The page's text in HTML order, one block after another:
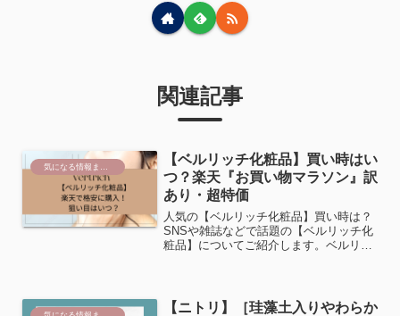
関連記事
【ベルリッチ化粧品】買い時はい
つ？楽天『お買い物マラソン』訳
あり・超特価
人気の【ベルリッチ化粧品】買い時は？
SNSや雑誌などで話題の【ベルリッチ化
粧品】についてご紹介します。ベルリッ
『ESSE』などに掲載さ...
【ニトリ】［珪藻土入りやわらか